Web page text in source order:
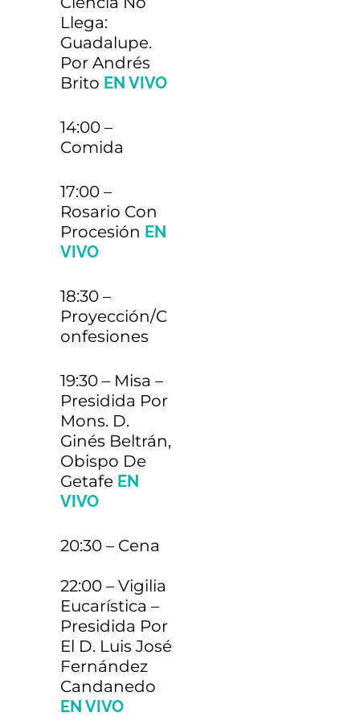
Llega:
Guadalupe.
Por Andrés
Brito EN VIVO
14:00 –
Comida
17:00 –
Rosario Con
Procesión EN
VIVO
18:30 –
Proyección/C
Onfesiones
19:30 – Misa –
Presidida Por
Mons. D.
Ginés Beltrán,
Obispo De
Getafe EN
VIVO
20:30 – Cena
22:00 – Vigilia
Eucarística –
Presidida Por
El D. Luis José
Fernández
Candanedo
EN VIVO
Sevilla (ida y vuelta)
Contacto: jemjsevilla@gmail.com
Oviedo, Gijón,
Autobús desde
Barcelona (Ida y
vuelta)
Salida el día 10 de julio desde Sants
Estació a las 6:30. Vuelta el domingo 12
Contacto: cgaschr@gmail.com
Transporte desde
Salamanca
Contacto:María Montero: 658156422
Autobús de Madrid
Autobús desde
Tarragona (Ida y
vuelta)